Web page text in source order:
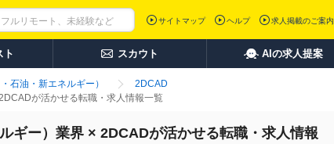
サイトマップ ヘルプ 求人掲載のご案内
ト スカウト AIの求人提案
石油・新エネルギー）
2DCAD
が活かせる転職・求人情報一覧
ギー）業界 × 2DCADが活かせる転職・求人情報